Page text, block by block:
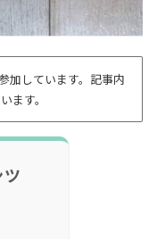
加しています。記事内
ます。